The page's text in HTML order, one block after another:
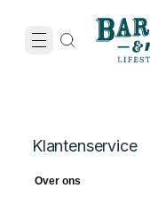
Klantenservice
Over ons